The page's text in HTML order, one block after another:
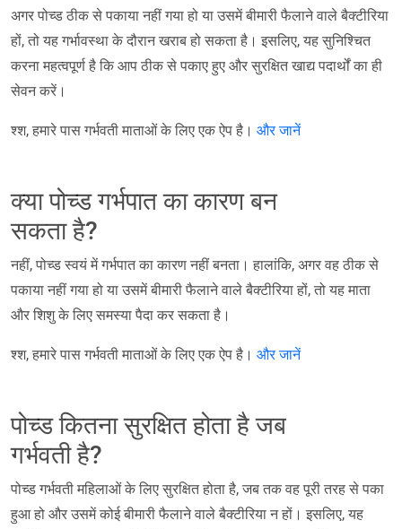
अगर पोच्ड ठीक से पकाया नहीं गया हो या उसमें बीमारी फैलाने वाले बैक्टीरिया
हों, तो यह गर्भावस्था के दौरान खराब हो सकता है। इसलिए, यह सुनिश्चित
करना महत्वपूर्ण है कि आप ठीक से पकाए हुए और सुरक्षित खाद्य पदार्थों का ही
सेवन करें।
श्श, हमारे पास गर्भवती माताओं के लिए एक ऐप है। और जानें
क्या पोच्ड गर्भपात का कारण बन
सकता है?
नहीं, पोच्ड स्वयं में गर्भपात का कारण नहीं बनता। हालांकि, अगर वह ठीक से
पकाया नहीं गया हो या उसमें बीमारी फैलाने वाले बैक्टीरिया हों, तो यह माता
और शिशु के लिए समस्या पैदा कर सकता है।
श्श, हमारे पास गर्भवती माताओं के लिए एक ऐप है। और जानें
पोच्ड कितना सुरक्षित होता है जब
गर्भवती है?
पोच्ड गर्भवती महिलाओं के लिए सुरक्षित होता है, जब तक वह पूरी तरह से पका
हुआ हो और उसमें कोई बीमारी फैलाने वाले बैक्टीरिया न हों। इसलिए, यह